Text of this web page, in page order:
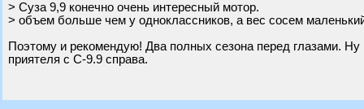
> Суза 9,9 конечно очень интересный мотор.
> объем больше чем у одноклассников, а вес сосем маленький
Поэтому и рекомендую! Два полных сезона перед глазами.
приятеля с С-9.9 справа.